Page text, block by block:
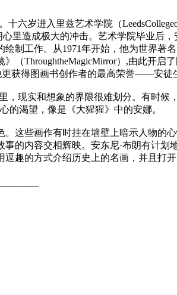
六岁进入里兹艺术学院（
里造成极大的冲击。艺术学院毕业后
制工作。从1971年开始，他为世界著
（ThroughtheMagicMirror）,由此开启
更获得图画书创作者的最高荣誉——安徒
现实和想象的界限很难划分。有时候
的渴望，像是《大猩猩》中的安娜。
些画作有时挂在墙壁上暗示人物的
的内容交相辉映。安东尼·布朗有计
趣的方式介绍历史上的名画，并且打